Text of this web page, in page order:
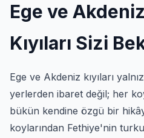
Ege ve
Kıyıları Sizi
Ege ve Akdeniz kıyıları
yerlerden ibaret değil; her
bükün kendine özgü bir
koylarından Fethiye'nin